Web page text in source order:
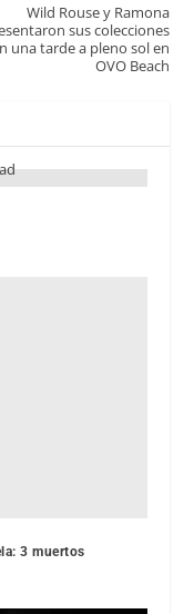
Wild Rouse y Ramona
sus colecciones
una tarde a pleno sol en
OVO Beach
3 muertos